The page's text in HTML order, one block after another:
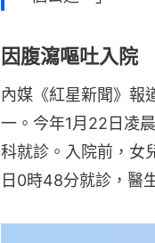
因腹瀉嘔吐入院
內媒《紅星新聞》報
一。今年1月22日凌
科就診。入院前，女
日0時48分就診，醫